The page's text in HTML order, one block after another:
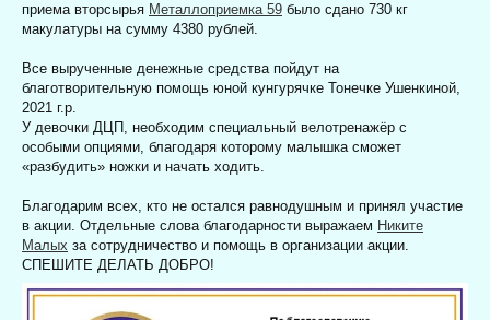
приема вторсырья Металлоприемка 59 было сдано 730 кг
макулатуры на сумму 4380 рублей.
Все вырученные денежные средства пойдут на
благотворительную помощь юной кунгурячке Тонечке Ушенкиной,
2021 г.р.
У девочки ДЦП, необходим специальный велотренажёр с
особыми опциями, благодаря которому малышка сможет
«разбудить» ножки и начать ходить.
Благодарим всех, кто не остался равнодушным и принял участие
в акции. Отдельные слова благодарности выражаем Никите
Малых за сотрудничество и помощь в организации акции.
СПЕШИТЕ ДЕЛАТЬ ДОБРО!